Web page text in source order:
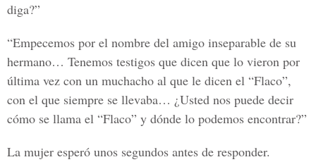
diga?”
“Empecemos por el nombre del amigo inseparable de su
hermano… Tenemos testigos que dicen que lo vieron por
última vez con un muchacho al que le dicen el “Flaco”,
con el que siempre se llevaba… ¿Usted nos puede decir
cómo se llama el “Flaco” y dónde lo podemos encontrar?”
La mujer esperó unos segundos antes de responder.